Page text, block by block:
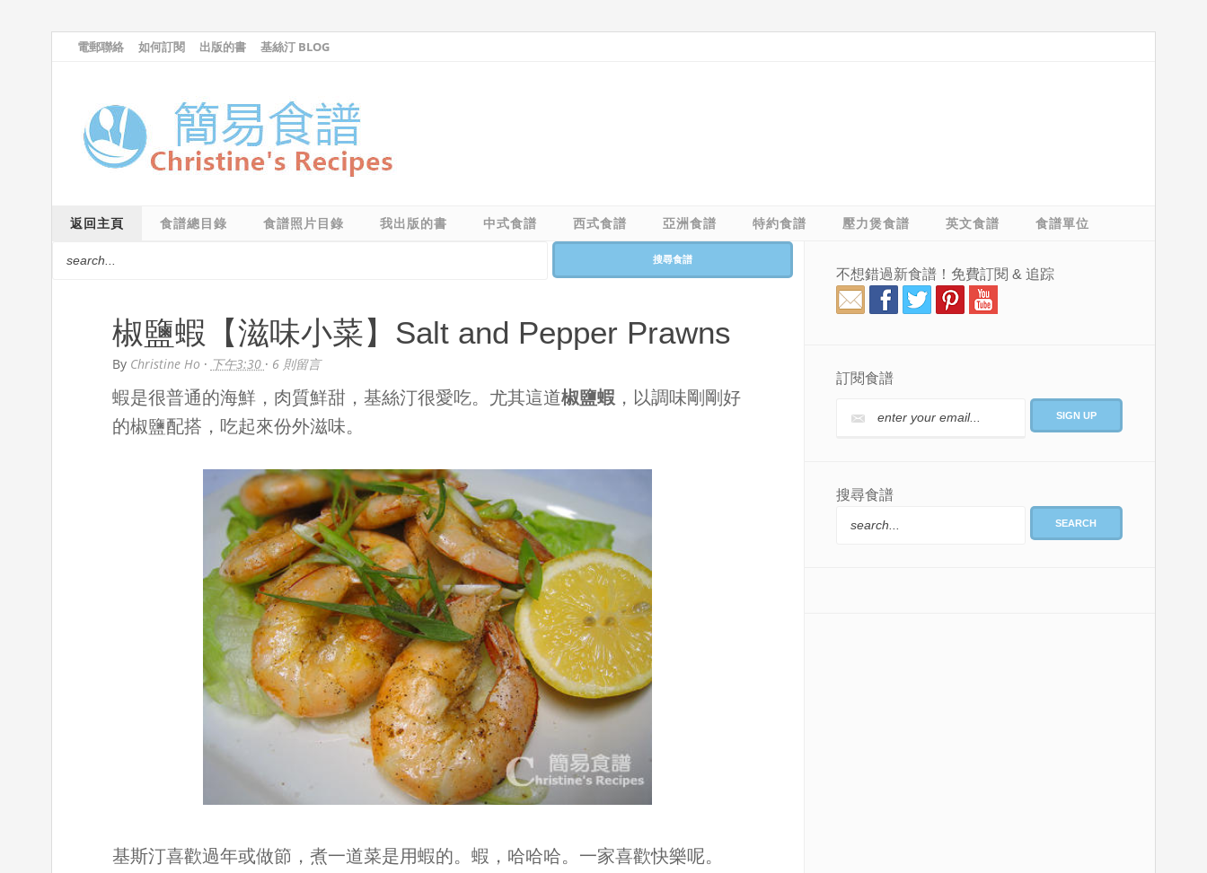
電郵聯絡 如何訂閱 出版的書 基絲汀 BLOG
返回主頁 食譜總目錄 食譜照片目錄 我出版的書 中式食譜 西式食譜 亞洲食譜 特約食譜 壓力煲食譜 英文食譜 食譜單位
搜尋食譜
椒鹽蝦【滋味小菜】Salt and Pepper Prawns
By Christine Ho · 下午3:30 · 6 則留言
蝦是很普通的海鮮，肉質鮮甜，基絲汀很愛吃。尤其這道椒鹽蝦，以調味剛剛好
的椒鹽配搭，吃起來份外滋味。
基斯汀喜歡過年或做節，煮一道菜是用蝦的。蝦，哈哈哈。一家喜歡快樂呢。
不想錯過新食譜！免費訂閱 & 追踪
訂閱食譜
搜尋食譜
SEARCH